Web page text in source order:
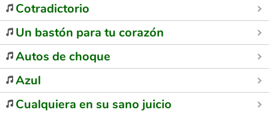
Cotradictorio
Un bastón para tu corazón
Autos de choque
Azul
Cualquiera en su sano juicio